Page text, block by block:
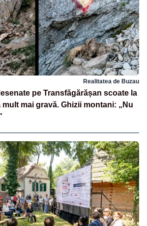
Realitatea de Buzau
pe Transfăgărășan scoate la
mai gravă. Ghizii montani: „Nu